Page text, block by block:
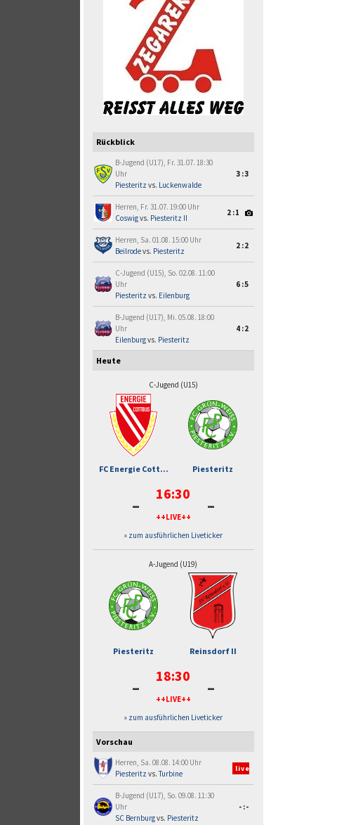
Rückblick
B-Jugend (U17), Fr. 31.07. 18:30
Uhr
Piesteritz vs. Luckenwalde
3:3
Herren, Fr. 31.07. 19:00 Uhr
Coswigvs. Piesteritz II
2:1
Herren, Sa. 01.08. 15:00 Uhr
Beilrodevs. Piesteritz
2:2
C-Jugend (U15), So. 02.08. 11:00
Uhr
Piesteritz vs. Eilenburg
6:5
B-Jugend (U17), Mi. 05.08. 18:00
Uhr
Eilenburgvs. Piesteritz
4:2
Heute
C-Jugend (U15)
FC Energie Cott... Piesteritz
- 16:30
++LIVE++ -
» zum ausführlichen Liveticker
A-Jugend (U19)
Piesteritz Reinsdorf II
- 18:30
++LIVE++ -
» zum ausführlichen Liveticker
Vorschau
Herren, Sa. 08.08. 14:00 Uhr
Piesteritz vs.Turbine
live
B-Jugend (U17), So. 09.08. 11:30
Uhr
SC Bernburgvs. Piesteritz
-:-